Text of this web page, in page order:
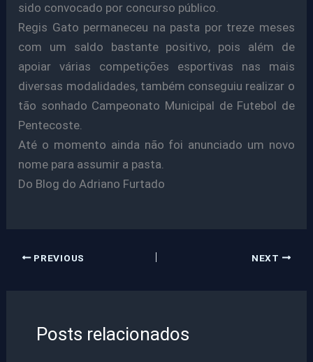
sido convocado por concurso público.
Regis Gato permaneceu na pasta por treze meses
com um saldo bastante positivo, pois além de
apoiar várias competições esportivas nas mais
diversas modalidades, também conseguiu realizar o
tão sonhado Campeonato Municipal de Futebol de
Pentecoste.
Até o momento ainda não foi anunciado um novo
nome para assumir a pasta.
Do Blog do Adriano Furtado
PREVIOUS NEXT
Posts relacionados